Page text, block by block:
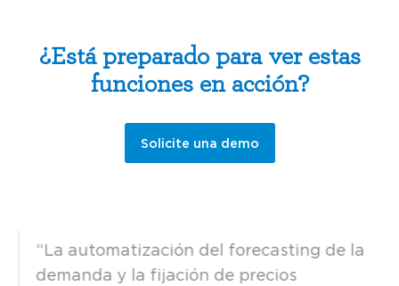
¿Está preparado para ver estas
funciones en acción?
Solicite una demo
“La automatización del forecasting de la
demanda y la fijación de precios